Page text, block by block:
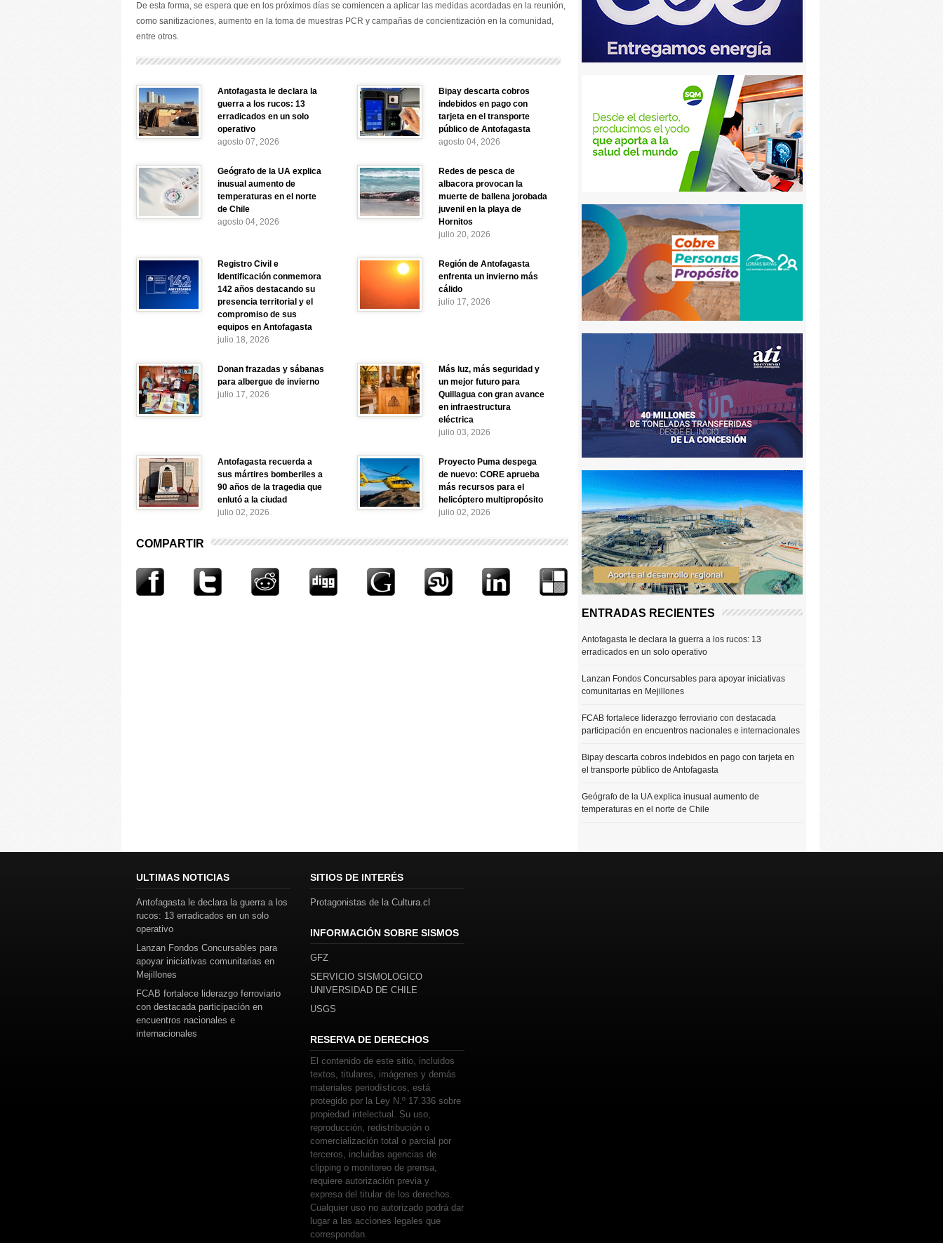
De esta forma, se espera que en los próximos días se comiencen a aplicar las medidas acordadas en la reunión,
como sanitizaciones, aumento en la toma de muestras PCR y campañas de concientización en la comunidad,
entre otros.
Antofagasta le declara la
guerra a los rucos: 13
erradicados en un solo
operativo
agosto 07, 2026
Bipay descarta cobros
indebidos en pago con
tarjeta en el transporte
público de Antofagasta
agosto 04, 2026
Geógrafo de la UA explica
inusual aumento de
temperaturas en el norte
de Chile
agosto 04, 2026
Redes de pesca de
albacora provocan la
muerte de ballena jorobada
juvenil en la playa de
Hornitos
julio 20, 2026
Registro Civil e
Identificación conmemora
142 años destacando su
presencia territorial y el
compromiso de sus
equipos en Antofagasta
julio 18, 2026
Región de Antofagasta
enfrenta un invierno más
cálido
julio 17, 2026
Donan frazadas y sábanas
para albergue de invierno
julio 17, 2026
Más luz, más seguridad y
un mejor futuro para
Quillagua con gran avance
en infraestructura
eléctrica
julio 03, 2026
Antofagasta recuerda a
sus mártires bomberiles a
90 años de la tragedia que
enlutó a la ciudad
julio 02, 2026
Proyecto Puma despega
de nuevo: CORE aprueba
más recursos para el
helicóptero multipropósito
julio 02, 2026
COMPARTIR
ENTRADAS RECIENTES
Antofagasta le declara la guerra a los rucos: 13
erradicados en un solo operativo
Lanzan Fondos Concursables para apoyar iniciativas
comunitarias en Mejillones
FCAB fortalece liderazgo ferroviario con destacada
participación en encuentros nacionales e internacionales
Bipay descarta cobros indebidos en pago con tarjeta en
el transporte público de Antofagasta
Geógrafo de la UA explica inusual aumento de
temperaturas en el norte de Chile
ULTIMAS NOTICIAS
Antofagasta le declara la guerra a los
rucos: 13 erradicados en un solo
operativo
Lanzan Fondos Concursables para
apoyar iniciativas comunitarias en
Mejillones
FCAB fortalece liderazgo ferroviario
con destacada participación en
encuentros nacionales e
internacionales
SITIOS DE INTERÉS
Protagonistas de la Cultura.cl
INFORMACIÓN SOBRE SISMOS
GFZ
SERVICIO SISMOLOGICO
UNIVERSIDAD DE CHILE
USGS
RESERVA DE DERECHOS
El contenido de este sitio, incluidos
textos, titulares, imágenes y demás
materiales periodísticos, está
protegido por la Ley N.º 17.336 sobre
propiedad intelectual. Su uso,
reproducción, redistribución o
comercialización total o parcial por
terceros, incluidas agencias de
clipping o monitoreo de prensa,
requiere autorización previa y
expresa del titular de los derechos.
Cualquier uso no autorizado podrá dar
lugar a las acciones legales que
correspondan.